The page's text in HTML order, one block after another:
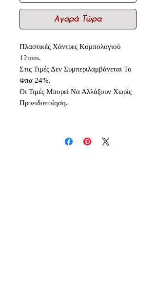
Αγορά Τώρα
Πλαστικές Χάντρες Κομπολογιού
12mm.
Στις Τιμές Δεν Συμπεριλαμβάνεται Το
Φπα 24%.
Οι Τιμές Μπορεί Να Αλλάξουν Χωρίς
Προειδοποίηση.